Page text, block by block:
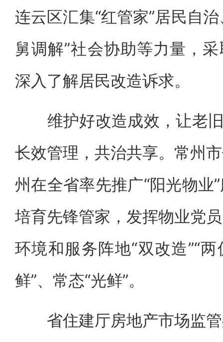
连云区汇集“红管家”居民自
舅调解”社会协助等力量，
深入了解居民改造诉求。
维护好改造成效，让老旧
长效管理，共治共享。常州
州在全省率先推广“阳光物业
培育先锋管家，发挥物业党
环境和服务阵地“双改造”“
鲜”、常态“光鲜”。
省住建厅房地产市场监管